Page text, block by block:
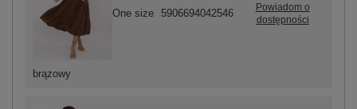
brązowy
One size 5906694042546
Powiadom o
dostępności